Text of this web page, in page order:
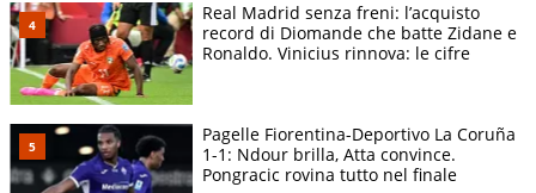
Real Madrid senza freni: l’acquisto
record di Diomande che batte Zidane e
Ronaldo. Vinicius rinnova: le cifre
Pagelle Fiorentina-Deportivo La Coruña
1-1: Ndour brilla, Atta convince.
Pongracic rovina tutto nel finale